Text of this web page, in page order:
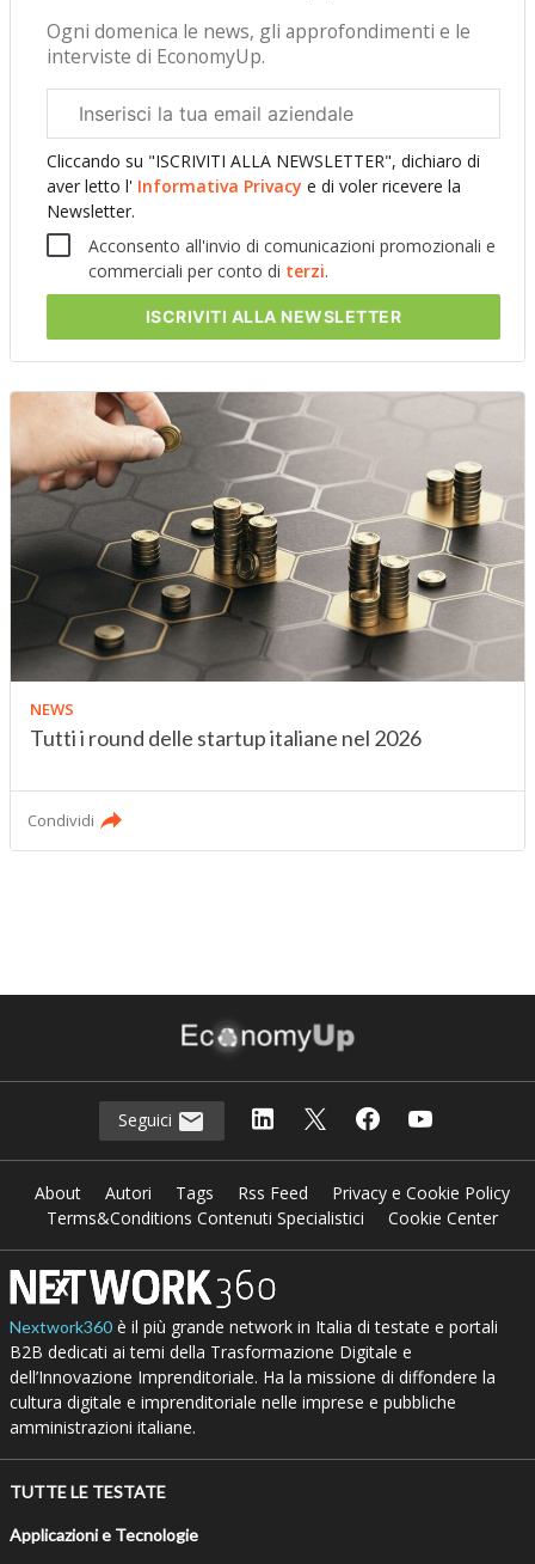
Ogni domenica le news, gli approfondimenti e le
interviste di EconomyUp.
aziendale
Cliccando su "ISCRIVITI ALLA NEWSLETTER", dichiaro di
aver letto l' Informativa Privacy e di voler ricevere la
Newsletter.
Acconsento all'invio di comunicazioni promozionali e
commerciali per conto di terzi.
ISCRIVITI ALLA NEWSLETTER
NEWS
Tutti i round delle startup italiane nel 2026
Condividi
Seguici
About Autori Tags Rss Feed
Privacy e Cookie Policy
Terms&Conditions Contenuti Specialistici
Cookie Center
Nextwork360è il più grande network in Italia di testate e portali
B2B dedicati ai temi della Trasformazione Digitale e
dell’Innovazione Imprenditoriale. Ha la missione di diffondere la
cultura digitale e imprenditoriale nelle imprese e pubbliche
amministrazioni italiane.
TUTTE LE TESTATE
Applicazioni e Tecnologie